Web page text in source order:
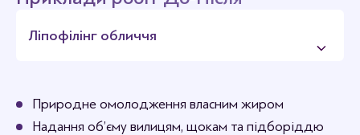
Ліпофілінг обличчя
Природне омолодження власним жиром
Надання об’єму вилицям, щокам та підборіддю